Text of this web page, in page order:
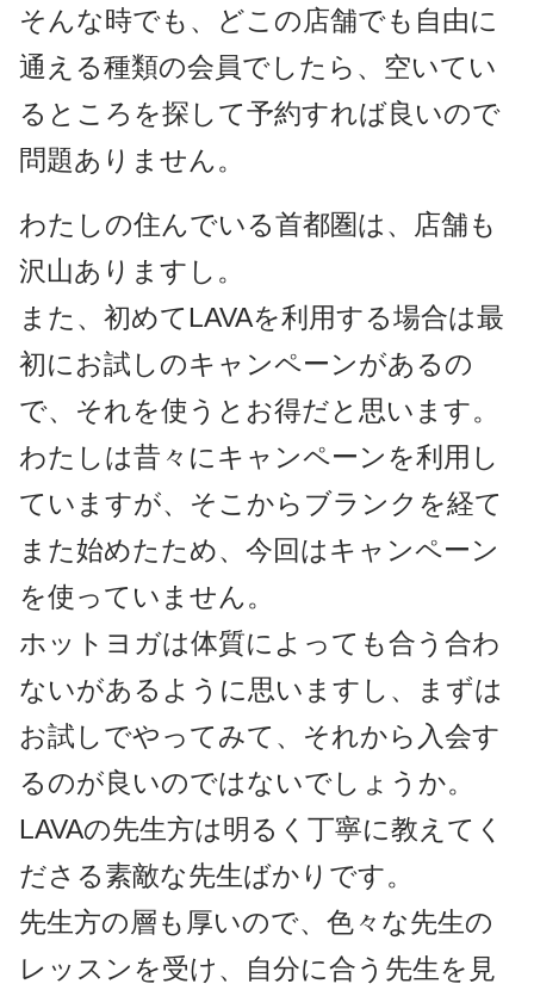
そんな時でも、どこの店舗でも自由に
通える種類の会員でしたら、空いてい
るところを探して予約すれば良いので
問題ありません。
わたしの住んでいる首都圏は、店舗も
沢山ありますし。
また、初めてLAVAを利用する場合は最
初にお試しのキャンペーンがあるの
で、それを使うとお得だと思います。
わたしは昔々にキャンペーンを利用し
ていますが、そこからブランクを経て
また始めたため、今回はキャンペーン
を使っていません。
ホットヨガは体質によっても合う合わ
ないがあるように思いますし、まずは
お試しでやってみて、それから入会す
るのが良いのではないでしょうか。
LAVAの先生方は明るく丁寧に教えてく
ださる素敵な先生ばかりです。
先生方の層も厚いので、色々な先生の
レッスンを受け、自分に合う先生を見